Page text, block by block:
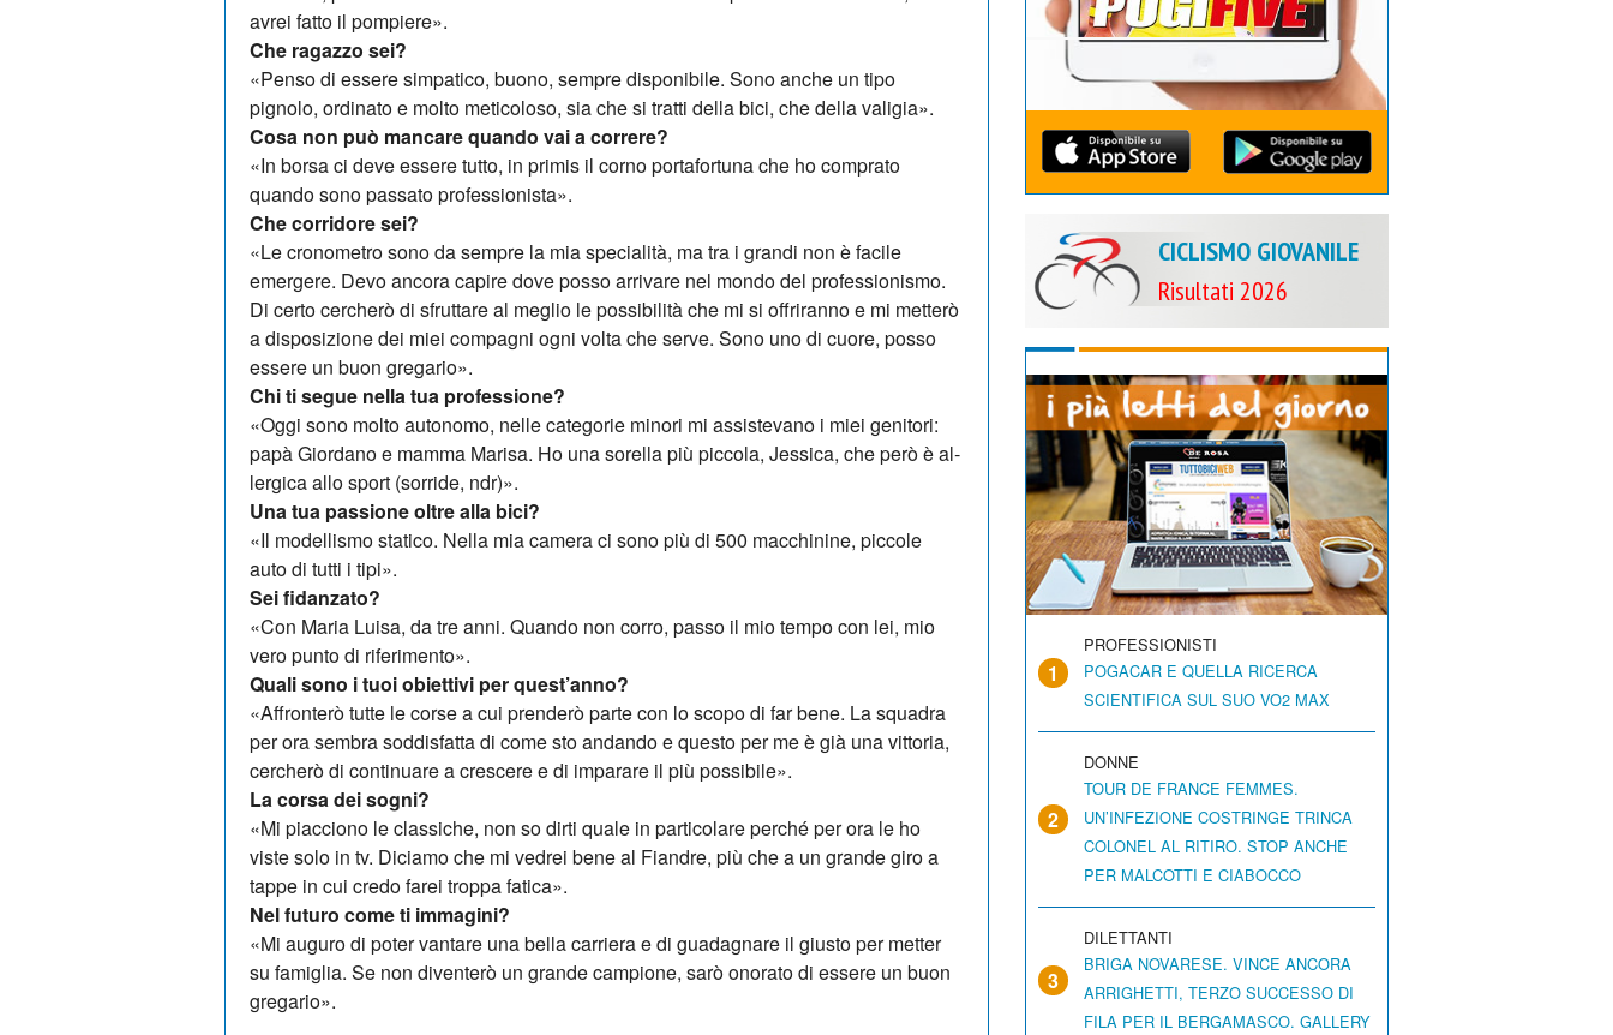
avrei fatto il pompiere».
Che ragazzo sei?
«Penso di essere simpatico, buo­no, sempre disponibile. Sono an­che un tipo
pignolo, ordinato e mol­to meticoloso, sia che si tratti della bici, che della valigia».
Cosa non può mancare quando vai a correre?
«In borsa ci deve essere tutto, in pri­mis il corno portafortuna che ho comprato
quando sono passato professionista».
Che corridore sei?
«Le cronometro sono da sempre la mia specialità, ma tra i grandi non è facile
emergere. Devo ancora ca­pire dove posso arrivare nel mon­do del professionismo.
Di certo cerc­herò di sfruttare al meglio le possibilità che mi si offriranno e mi metterò
a disposizione dei miei compagni ogni volta che serve. So­no uno di cuore, posso
essere un buon gregario».
Chi ti segue nella tua professione?
«Oggi sono molto autonomo, nelle categorie minori mi assistevano i miei genitori:
papà Giordano e mamma Marisa. Ho una sorella più piccola, Jessica, che però è al­
lergica allo sport (sorride, ndr)».
Una tua passione oltre alla bici?
«Il modellismo statico. Nella mia camera ci sono più di 500 macchinine, piccole
auto di tutti i tipi».
Sei fidanzato?
«Con Maria Luisa, da tre anni. Quando non corro, passo il mio tempo con lei, mio
vero punto di riferimento».
Quali sono i tuoi obiettivi per quest’anno?
«Affronterò tutte le corse a cui prenderò parte con lo scopo di far bene. La squadra
per ora sembra soddisfatta di come sto andando e questo per me è già una vittoria,
cercherò di continuare a crescere e di imparare il più possibile».
La corsa dei sogni?
«Mi piacciono le classiche, non so dirti quale in particolare perché per ora le ho
viste solo in tv. Di­cia­mo che mi vedrei bene al Fiandre, più che a un grande giro a
tappe in cui credo farei troppa fatica».
Nel futuro come ti immagini?
«Mi auguro di poter vantare una bella carriera e di guadagnare il giusto per metter
su famiglia. Se non diventerò un grande campione, sarò onorato di essere un buon
gregario».
CICLISMO GIOVANILE
Risultati 2026
1
PROFESSIONISTI
POGACAR E QUELLA RICERCA
SCIENTIFICA SUL SUO VO2 MAX
2
DONNE
TOUR DE FRANCE FEMMES.
UN’INFEZIONE COSTRINGE TRINCA
COLONEL AL RITIRO. STOP ANCHE
PER MALCOTTI E CIABOCCO
3
DILETTANTI
BRIGA NOVARESE. VINCE ANCORA
ARRIGHETTI, TERZO SUCCESSO DI
FILA PER IL BERGAMASCO. GALLERY